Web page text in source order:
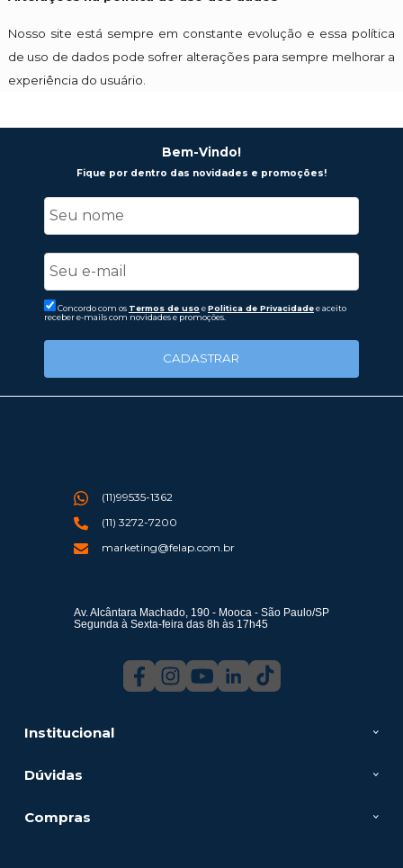
Nosso site está sempre em constante evolução e essa política
de uso de dados pode sofrer alterações para sempre melhorar a
experiência do usuário.
Bem-Vindo!
Fique por dentro das novidades e promoções!
Concordo com os Termos de uso ePolitica de Privacidadee aceito
receber e-mails com novidades e promoções.
CADASTRAR
Institucional
Dúvidas
Compras
(11)99535-1362
(11) 3272-7200
marketing@felap.com.br
Av. Alcântara Machado, 190 - Mooca - São Paulo/SP
Segunda à Sexta-feira das 8h às 17h45